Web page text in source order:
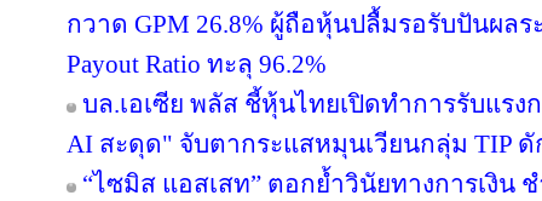
กวาด GPM 26.8% ผู้ถือหุ้นปลื้มรอรับปันผล
Payout Ratio ทะลุ 96.2%
บล.เอเซีย พลัส ชี้หุ้นไทยเปิดทำการรับแร
AI สะดุด" จับตากระแสหมุนเวียนกลุ่ม TIP ดั
“ไซมิส แอสเสท” ตอกย้ำวินัยทางการเงิน